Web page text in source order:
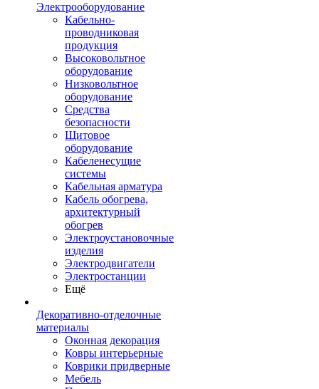
Электрооборудование
Кабельно-
проводниковая
продукция
Высоковольтное
оборудование
Низковольтное
оборудование
Средства
безопасности
Щитовое
оборудование
Кабеленесущие
системы
Кабельная арматура
Кабель обогрева,
архитектурный
обогрев
Электроустановочные
изделия
Электродвигатели
Электростанции
Ещё
Декоративно-отделочные
материалы
Оконная декорация
Ковры интерьерные
Коврики придверные
Мебель